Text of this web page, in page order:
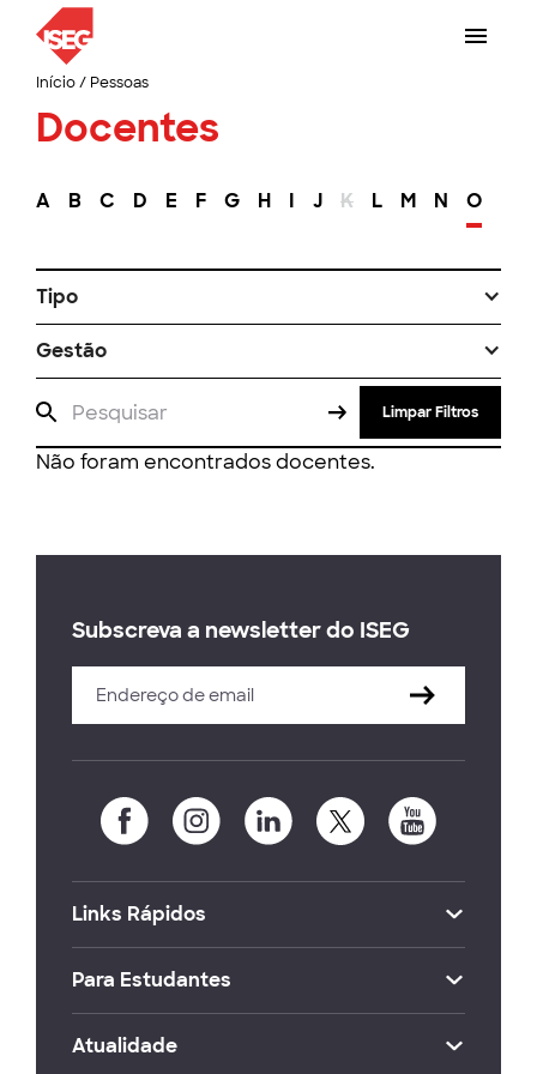
Início/ Pessoas
Docentes
A B C D E F G H I J K L M N O
Tipo
Gestão
Limpar Filtros
Não foram encontrados docentes.
Subscreva a newsletter do ISEG
Links Rápidos
Para Estudantes
Atualidade